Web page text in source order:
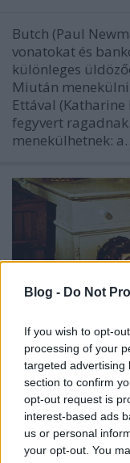
Blog - Do Not
If you wish to opt-
processing of your
targeted advertising
section to confirm
opt-out request is
interest-based ads
us or personal
your opt-out. You
Butch (Paul
vonatokat és
különleges
Miután
Ettával (Katharine
fegyvert
menekülhetnek:
Nézd meg
aronrunning•2022.